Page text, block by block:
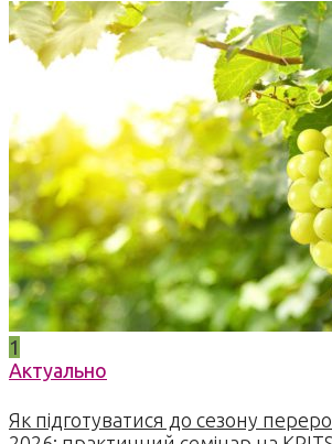
1
Актуально
Як підготуватися до сезону